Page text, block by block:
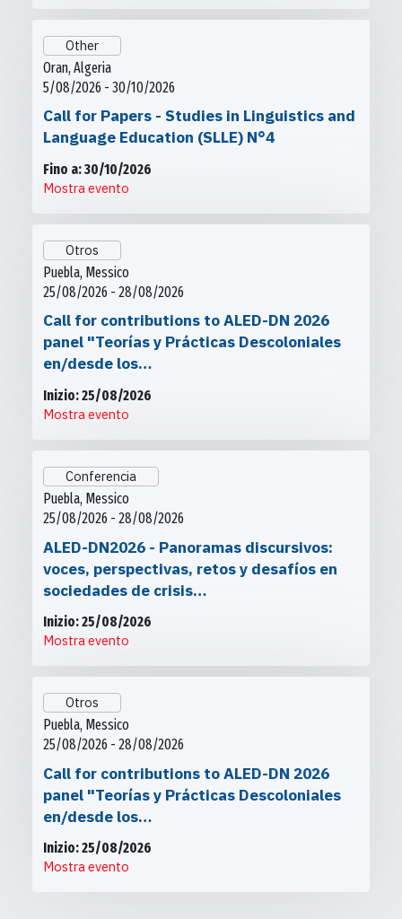
Other
Oran, Algeria
5/08/2026 - 30/10/2026
Call for Papers - Studies in Linguistics and
Language Education (SLLE) N°4
Fino a: 30/10/2026
Mostra evento
Otros
Puebla, Messico
25/08/2026 - 28/08/2026
Call for contributions to ALED-DN 2026
panel "Teorías y Prácticas Descoloniales
en/desde los…
Inizio: 25/08/2026
Mostra evento
Conferencia
Puebla, Messico
25/08/2026 - 28/08/2026
ALED-DN2026 - Panoramas discursivos:
voces, perspectivas, retos y desafíos en
sociedades de crisis…
Inizio: 25/08/2026
Mostra evento
Otros
Puebla, Messico
25/08/2026 - 28/08/2026
Call for contributions to ALED-DN 2026
panel "Teorías y Prácticas Descoloniales
en/desde los…
Inizio: 25/08/2026
Mostra evento